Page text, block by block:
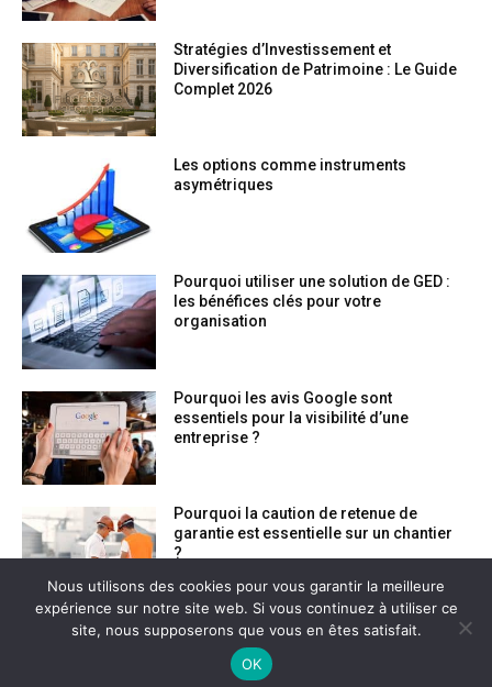
Stratégies d’Investissement et
Diversification de Patrimoine : Le Guide
Complet 2026
Les options comme instruments
asymétriques
Pourquoi utiliser une solution de GED :
les bénéfices clés pour votre
organisation
Pourquoi les avis Google sont
essentiels pour la visibilité d’une
entreprise ?
Pourquoi la caution de retenue de
garantie est essentielle sur un chantier
?
© 2026 EntrepriseBusiness
Nous utilisons des cookies pour vous garantir la meilleure
expérience sur notre site web. Si vous continuez à utiliser ce
site, nous supposerons que vous en êtes satisfait.
OK